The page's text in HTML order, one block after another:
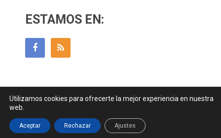
ESTAMOS EN:
Contactar|| Datos Legales y Privacidady
Utilizamos cookies para ofrecerte la mejor experiencia en nuestra
web.
Aceptar Rechazar Ajustes